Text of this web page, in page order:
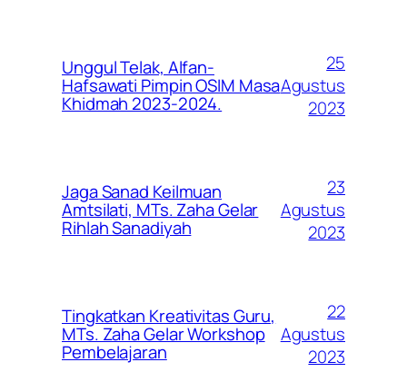
Unggul Telak, Alfan-
Hafsawati Pimpin OSIM Masa
Khidmah 2023-2024.
25
Agustus
2023
Jaga Sanad Keilmuan
Amtsilati, MTs. Zaha Gelar
Rihlah Sanadiyah
23
Agustus
2023
Tingkatkan Kreativitas Guru,
MTs. Zaha Gelar Workshop
Pembelajaran
22
Agustus
2023